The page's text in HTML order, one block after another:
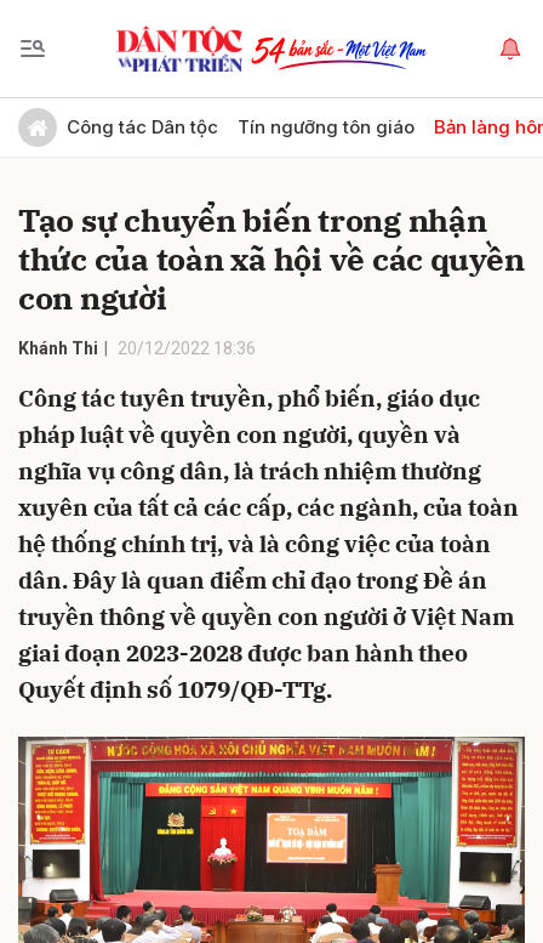
Công tác Dân tộc Tín ngưỡng tôn giáo Bản làng
Tạo sự chuyển biến trong nhận
thức của toàn xã hội về các quyền
con người
Khánh Thi 20/12/2022 18:36
Công tác tuyên truyền, phổ biến, giáo dục
pháp luật về quyền con người, quyền và
nghĩa vụ công dân, là trách nhiệm thường
xuyên của tất cả các cấp, các ngành, của toàn
hệ thống chính trị, và là công việc của toàn
dân. Đây là quan điểm chỉ đạo trong Đề án
truyền thông về quyền con người ở Việt Nam
giai đoạn 2023-2028 được ban hành theo
Quyết định số 1079/QĐ-TTg.
Gửi bình luận